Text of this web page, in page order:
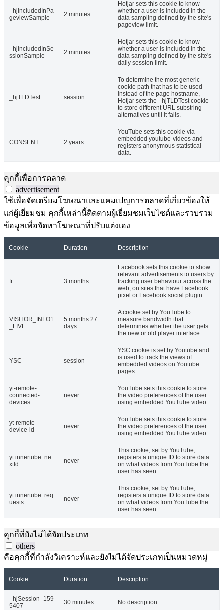
_hjIncludedInPa
geviewSample
2 minutes
Hotjar sets this cookie to know
whether a user is included in the
data sampling defined by the site's
pageview limit.
_hjIncludedInSe
ssionSample
2 minutes
Hotjar sets this cookie to know
whether a user is included in the
data sampling defined by the site's
daily session limit.
_hjTLDTest session
To determine the most generic
cookie path that has to be used
instead of the page hostname,
Hotjar sets the _hjTLDTest cookie
to store different URL substring
alternatives until it fails.
CONSENT 2 years
YouTube sets this cookie via
embedded youtube-videos and
registers anonymous statistical
data.
คุกกี้เพื่อการตลาด
advertisement
ใช้เพื่อจัดเตรียมโฆษณาและแคมเปญการตลาดที่เกี่ยวข้องให้
แก่ผู้เยี่ยมชม คุกกี้เหล่านี้ติดตามผู้เยี่ยมชมเว็บไซต์และรวบรวม
ข้อมูลเพื่อจัดหาโฆษณาที่ปรับแต่งเอง
Cookie Duration Description
fr 3 months
Facebook sets this cookie to show
relevant advertisements to users by
tracking user behaviour across the
web, on sites that have Facebook
pixel or Facebook social plugin.
VISITOR_INFO1
_LIVE
5 months 27
days
A cookie set by YouTube to
measure bandwidth that
determines whether the user gets
the new or old player interface.
YSC session
YSC cookie is set by Youtube and
is used to track the views of
embedded videos on Youtube
pages.
yt-remote-
connected-
devices
never
YouTube sets this cookie to store
the video preferences of the user
using embedded YouTube video.
yt-remote-
device-id
never
YouTube sets this cookie to store
the video preferences of the user
using embedded YouTube video.
yt.innertube::ne
xtId
never
This cookie, set by YouTube,
registers a unique ID to store data
on what videos from YouTube the
user has seen.
yt.innertube::req
uests
never
This cookie, set by YouTube,
registers a unique ID to store data
on what videos from YouTube the
user has seen.
คุกกี้ที่ยังไม่ได้จัดประเภท
others
คือคุกกี้ที่กำลังวิเคราะห์และยังไม่ได้จัดประเภทเป็นหมวดหมู่
Cookie Duration Description
_hjSession_159
5407
30 minutes No description